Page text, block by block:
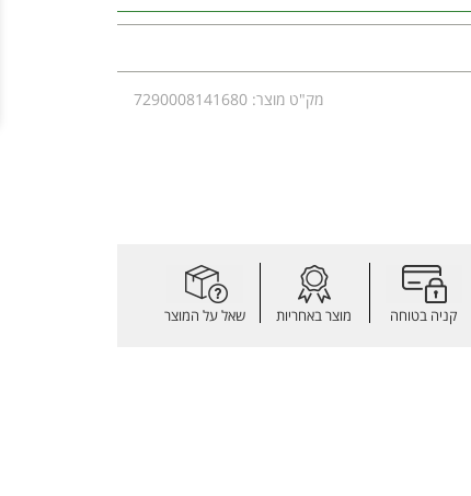
מק"ט מוצר: 7290008141680
קניה בטוחה מוצר באחריות שאל על המוצר